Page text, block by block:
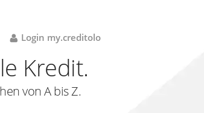
Login my.creditolo
Kredit.
von A bis Z.